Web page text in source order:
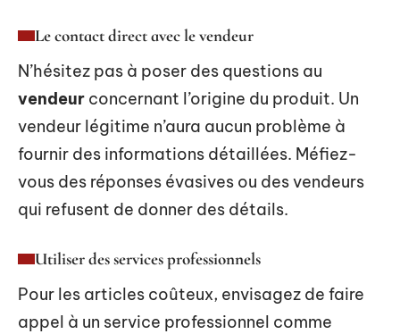
Le contact direct avec le vendeur
N’hésitez pas à poser des questions au
vendeur concernant l’origine du produit. Un
vendeur légitime n’aura aucun problème à
fournir des informations détaillées. Méfiez-
vous des réponses évasives ou des vendeurs
qui refusent de donner des détails.
Utiliser des services professionnels
Pour les articles coûteux, envisagez de faire
appel à un service professionnel comme